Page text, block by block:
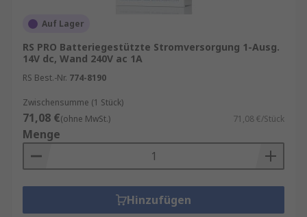
Auf Lager
RS PRO Batteriegestützte Stromversorgung 1-Ausg.
14V dc, Wand 240V ac 1A
RS Best.-Nr. 774-8190
Zwischensumme (1 Stück)
71,08 €(ohne MwSt.) 71,08 €/Stück
Menge
Hinzufügen